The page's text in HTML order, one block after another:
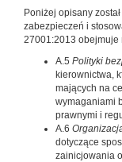
Poniżej opisany
zabezpieczeń i
27001:2013 obejmuje
A.5 Polityki
kierownictwa,
mających na
wymaganiami
prawnymi i
A.6
dotyczące
zainicjowania